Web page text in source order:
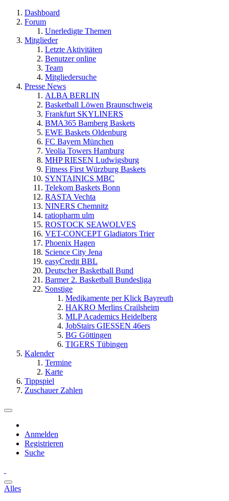
Dashboard
Forum
Unerledigte Themen
Mitglieder
Letzte Aktivitäten
Benutzer online
Team
Mitgliedersuche
Presse News
ALBA BERLIN
Basketball Löwen Braunschweig
Frankfurt SKYLINERS
BMA365 Bamberg Baskets
EWE Baskets Oldenburg
FC Bayern München
Veolia Towers Hamburg
MHP RIESEN Ludwigsburg
Fitness First Würzburg Baskets
SYNTAINICS MBC
Telekom Baskets Bonn
RASTA Vechta
NINERS Chemnitz
ratiopharm ulm
ROSTOCK SEAWOLVES
VET-CONCEPT Gladiators Trier
Phoenix Hagen
Science City Jena
easyCredit BBL
Deutscher Basketball Bund
Barmer 2. Basketball Bundesliga
Sonstige
Medikamente per Klick Bayreuth
HAKRO Merlins Crailsheim
MLP Academics Heidelberg
JobStairs GIESSEN 46ers
BG Göttingen
TIGERS Tübingen
Kalender
Termine
Karte
Tippspiel
Zuschauer Zahlen
Anmelden
Registrieren
Suche
Alles